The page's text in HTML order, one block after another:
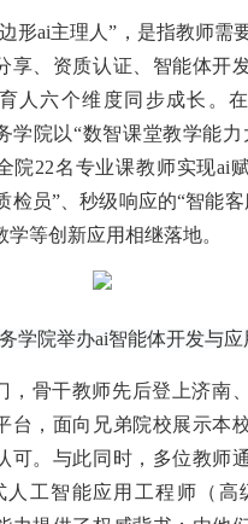
形ai主理人”，是指教师需
享、资质认证、智能体开
人六个维度同步成长。
学院以“数智课堂教学能力
院22名专业课教师实现ai
检员”、秒级响应的“智能客
学等创新应用相继落地。
学院举办ai智能体开发与应
，骨干教师先后登上济南
台，面向兄弟院校展示本
可。与此同时，多位教师
人工智能应用工程师（高